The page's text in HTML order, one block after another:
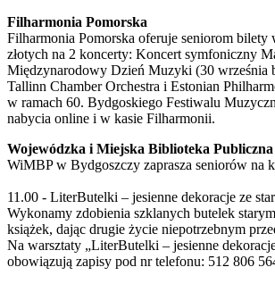
Filharmonia Pomorska
Filharmonia Pomorska oferuje seniorom bilety
złotych na 2 koncerty: Koncert symfoniczny
Międzynarodowy Dzień Muzyki (30 września
Tallinn Chamber Orchestra i Estonian
w ramach 60. Bydgoskiego Festiwalu
nabycia online i w kasie Filharmonii.
Wojewódzka i Miejska Biblioteka Publiczna
WiMBP w Bydgoszczy zaprasza seniorów na
11.00 - LiterButelki – jesienne dekoracje ze
Wykonamy zdobienia szklanych butelek
książek, dając drugie życie niepotrzebnym
Na warsztaty „LiterButelki – jesienne
obowiązują zapisy pod nr telefonu: 512 806